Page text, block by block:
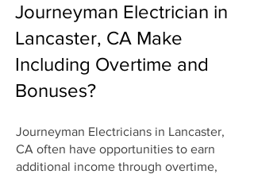
Journeyman Electrician in
Lancaster, CA Make
Including Overtime and
Bonuses?
Journeyman Electricians in Lancaster,
CA often have opportunities to earn
additional income through overtime,